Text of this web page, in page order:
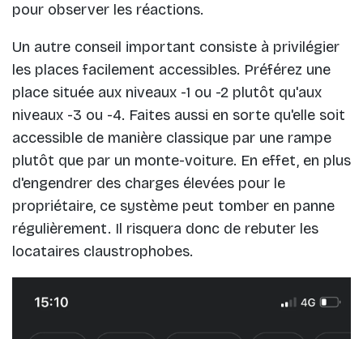
pour observer les réactions.
Un autre conseil important consiste à privilégier
les places facilement accessibles. Préférez une
place située aux niveaux -1 ou -2 plutôt qu'aux
niveaux -3 ou -4. Faites aussi en sorte qu'elle soit
accessible de manière classique par une rampe
plutôt que par un monte-voiture. En effet, en plus
d'engendrer des charges élevées pour le
propriétaire, ce système peut tomber en panne
régulièrement. Il risquera donc de rebuter les
locataires claustrophobes.